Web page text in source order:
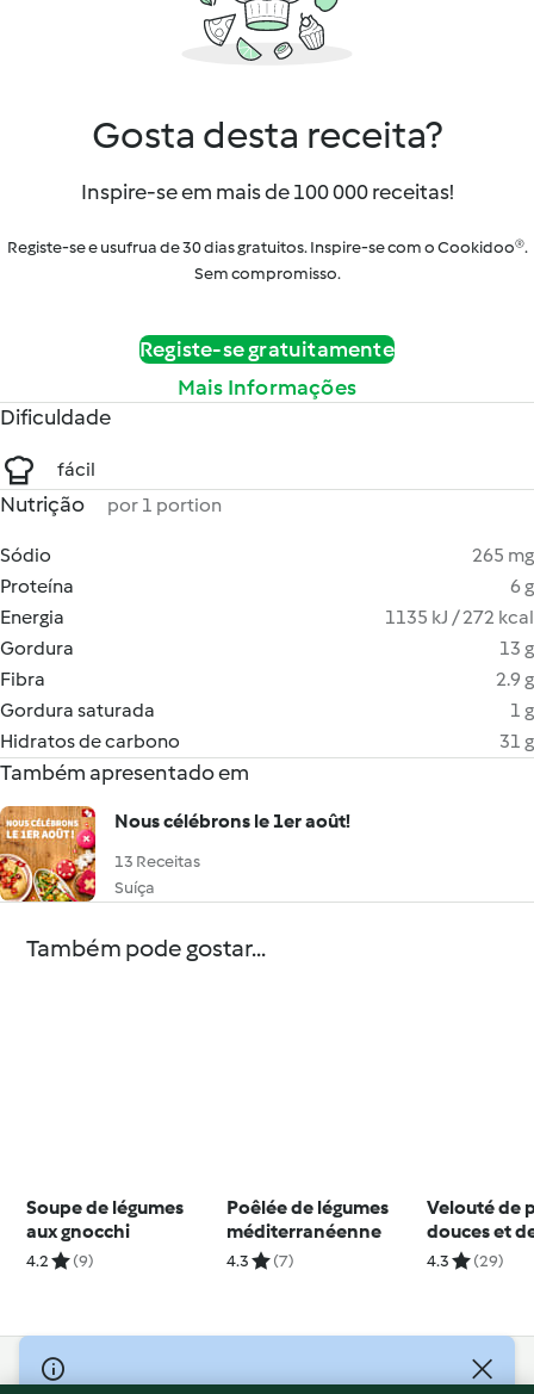
Gosta desta receita?
Inspire-se em mais de 100 000 receitas!
Registe-se e usufrua de 30 dias gratuitos. Inspire-se com o Cookidoo®.
Sem compromisso.
Registe-se gratuitamente
Mais Informações
Dificuldade
fácil
Nutrição por 1 portion
Sódio
265 mg
Proteína
6 g
Energia
1135 kJ / 272 kcal
Gordura
13 g
Fibra
2.9 g
Gordura saturada
1 g
Hidratos de carbono
31 g
Também apresentado em
Nous célébrons le 1er août!
13 Receitas
Suíça
Também pode gostar...
Soupe de légumes
aux gnocchi
4.2 (9)
Poêlée de légumes
méditerranéenne
4.3 (7)
Velouté de
douces et
4.3 (29)
© Copyright 2026